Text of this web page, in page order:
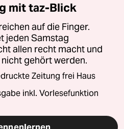
mit taz-Blick
auf die Finger.
jeden Samstag
allen recht macht und
gehört werden.
Zeitung frei Haus
inkl. Vorlesefunktion